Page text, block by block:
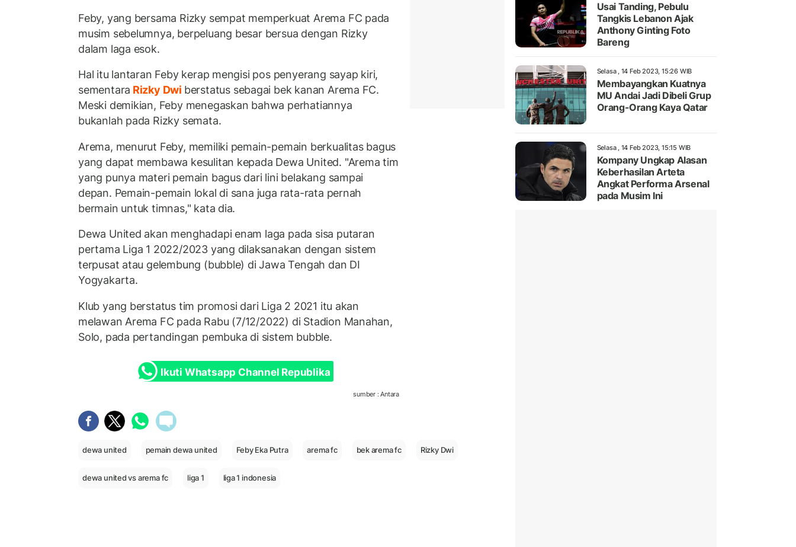
Feby, yang bersama Rizky sempat memperkuat Arema FC pada
musim sebelumnya, berpeluang besar bersua dengan Rizky
dalam laga esok.
Hal itu lantaran Feby kerap mengisi pos penyerang sayap kiri,
sementara Rizky Dwi berstatus sebagai bek kanan Arema FC.
Meski demikian, Feby menegaskan bahwa perhatiannya
bukanlah pada Rizky semata.
Arema, menurut Feby, memiliki pemain-pemain berkualitas bagus
yang dapat membawa kesulitan kepada Dewa United. "Arema tim
yang punya materi pemain bagus dari lini belakang sampai
depan. Pemain-pemain lokal di sana juga rata-rata pernah
bermain untuk timnas," kata dia.
Dewa United akan menghadapi enam laga pada sisa putaran
pertama Liga 1 2022/2023 yang dilaksanakan dengan sistem
terpusat atau gelembung (bubble) di Jawa Tengah dan DI
Yogyakarta.
Klub yang berstatus tim promosi dari Liga 2 2021 itu akan
melawan Arema FC pada Rabu (7/12/2022) di Stadion Manahan,
Solo, pada pertandingan pembuka di sistem bubble.
Ikuti Whatsapp Channel Republika
sumber : Antara
dewa united pemain dewa united Feby Eka Putra arema fc bek arema fc Rizky Dwi
dewa united vs arema fc liga 1 liga 1 indonesia
Usai Tanding, Pebulu
Tangkis Lebanon Ajak
Anthony Ginting Foto
Bareng
Selasa , 14 Feb 2023, 15:26 WIB
Membayangkan Kuatnya
MU Andai Jadi Dibeli Grup
Orang-Orang Kaya Qatar
Selasa , 14 Feb 2023, 15:15 WIB
Kompany Ungkap Alasan
Keberhasilan Arteta
Angkat Performa Arsenal
pada Musim Ini